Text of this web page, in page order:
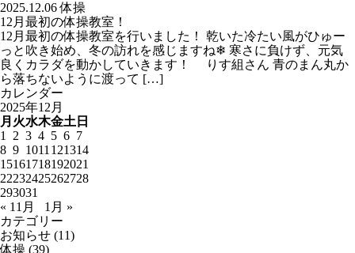
2025.12.06 体操
12月最初の体操教室！
12月最初の体操教室を行いました！ 乾いた冷たい風がひゅー
っと吹き始め、冬の訪れを感じますね❄ 寒さに負けず、元気
良くカラダを動かしていきます！ りす組さん 青のまん丸か
ら落ちないように渡って […]
カレンダー
2025年12月
月 火水木金土 日
1
2 3 4 5 6 7
8 9 1011 121314
15161718192021
22232425262728
293031
« 11月
1月 »
カテゴリー
お知らせ (11)
体操 (39)